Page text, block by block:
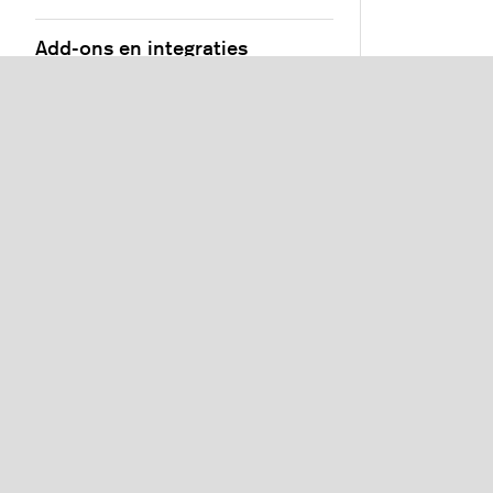
Add-ons en integraties